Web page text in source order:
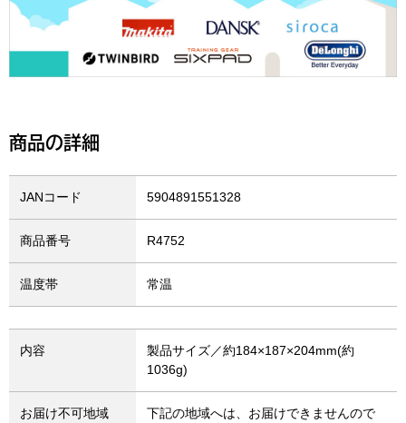
商品の詳細
JANコード 5904891551328
商品番号 R4752
温度帯 常温
内容
製品サイズ／約184×187×204mm(約
1036g)
お届け不可地域 下記の地域へは、お届けできませんので